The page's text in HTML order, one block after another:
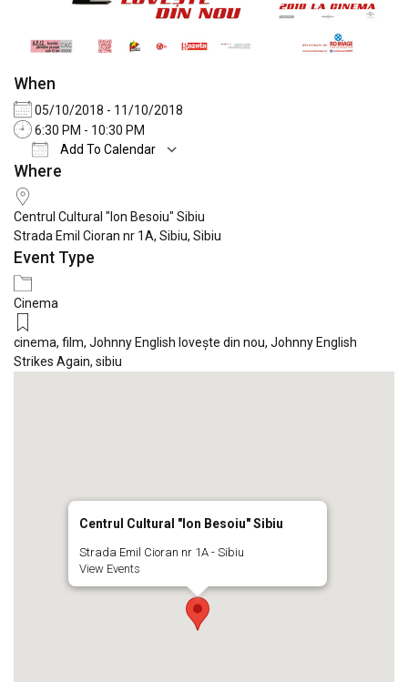
When
05/10/2018 - 11/10/2018
6:30 PM - 10:30 PM
Add To Calendar
Download ICS
Where
Centrul Cultural "Ion Besoiu" Sibiu
Strada Emil Cioran nr 1A, Sibiu, Sibiu
Event Type
Cinema
cinema, film, Johnny English loveşte din nou, Johnny English
Strikes Again, sibiu
Centrul Cultural "Ion Besoiu" Sibiu
Strada Emil Cioran nr 1A - Sibiu
View Events